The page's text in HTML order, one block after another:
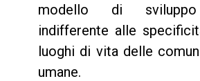
modello di sviluppo
indifferente alle
luoghi di vita delle
umane.